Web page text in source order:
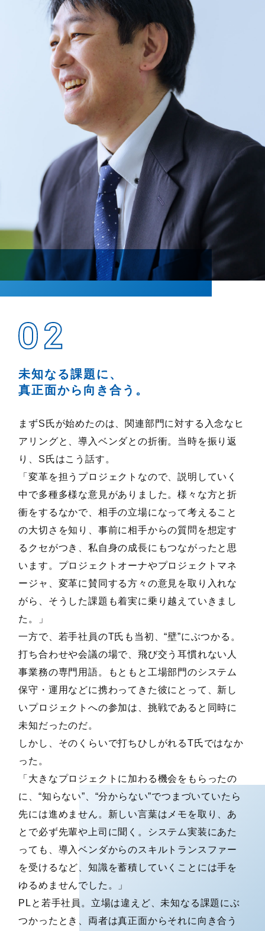
未知なる課題に、
真正面から向き合う。
まずS氏が始めたのは、関連部門に対する入念なヒ
アリングと、導入ベンダとの折衝。当時を振り返
り、S氏はこう話す。
「変革を担うプロジェクトなので、説明していく
中で多種多様な意見がありました。様々な方と折
衝をするなかで、相手の立場になって考えること
の大切さを知り、事前に相手からの質問を想定す
るクセがつき、私自身の成長にもつながったと思
います。プロジェクトオーナやプロジェクトマネ
ージャ、変革に賛同する方々の意見を取り入れな
がら、そうした課題も着実に乗り越えていきまし
た。」
一方で、若手社員のT氏も当初、“壁”にぶつかる。
打ち合わせや会議の場で、飛び交う耳慣れない人
事業務の専門用語。もともと工場部門のシステム
保守・運用などに携わってきた彼にとって、新し
いプロジェクトへの参加は、挑戦であると同時に
未知だったのだ。
しかし、そのくらいで打ちひしがれるT氏ではなか
った。
「大きなプロジェクトに加わる機会をもらったの
に、“知らない”、“分からない”でつまづいていたら
先には進めません。新しい言葉はメモを取り、あ
とで必ず先輩や上司に聞く。システム実装にあた
っても、導入ベンダからのスキルトランスファー
を受けるなど、知識を蓄積していくことには手を
ゆるめませんでした。」
PLと若手社員。立場は違えど、未知なる課題にぶ
つかったとき、両者は真正面からそれに向き合う